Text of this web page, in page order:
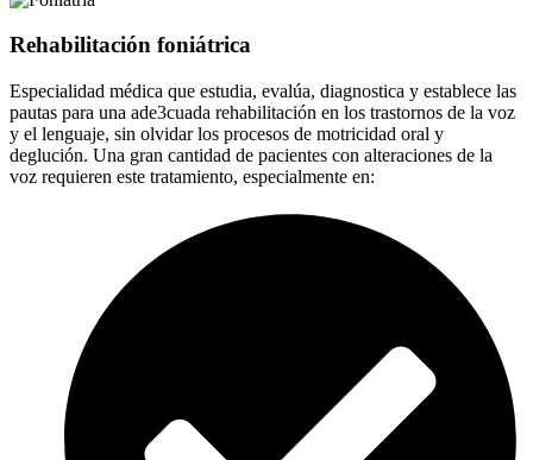
Rehabilitación foniátrica
Especialidad médica que estudia, evalúa, diagnostica y establece las
pautas para una ade3cuada rehabilitación en los trastornos de la voz
y el lenguaje, sin olvidar los procesos de motricidad oral y
deglución. Una gran cantidad de pacientes con alteraciones de la
voz requieren este tratamiento, especialmente en: